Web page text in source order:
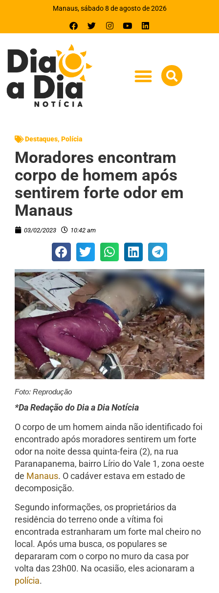
Manaus, sábado 8 de agosto de 2026
Destaques, Polícia
Moradores encontram
corpo de homem após
sentirem forte odor em
Manaus
03/02/2023 10:42 am
Foto: Reprodução
*Da Redação do Dia a Dia Notícia
O corpo de um homem ainda não identificado foi
encontrado após moradores sentirem um forte
odor na noite dessa quinta-feira (2), na rua
Paranapanema, bairro Lírio do Vale 1, zona oeste
de Manaus. O cadáver estava em estado de
decomposição.
Segundo informações, os proprietários da
residência do terreno onde a vítima foi
encontrada estranharam um forte mal cheiro no
local. Após uma busca, os populares se
depararam com o corpo no muro da casa por
volta das 23h00. Na ocasião, eles acionaram a
polícia.